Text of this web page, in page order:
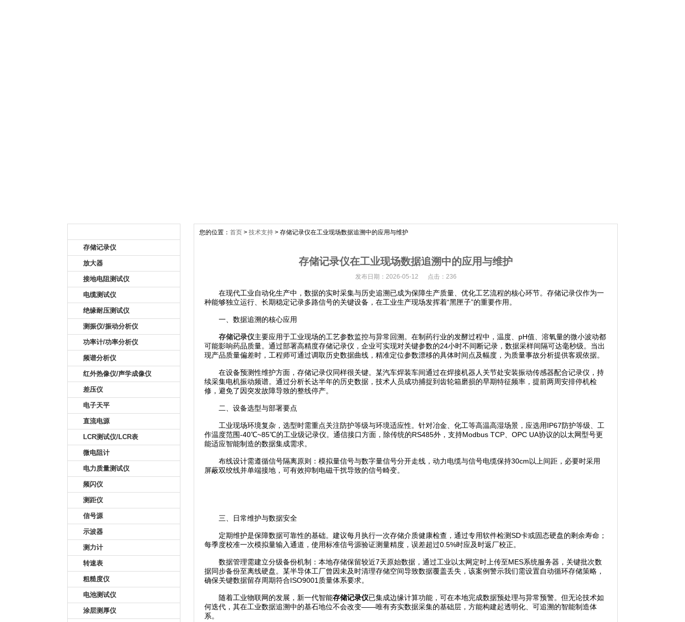
存储记录仪
放大器
接地电阻测试仪
电缆测试仪
绝缘耐压测试仪
测振仪/振动分析仪
功率计/功率分析仪
频谱分析仪
红外热像仪/声学成像仪
差压仪
电子天平
直流电源
LCR测试仪/LCR表
微电阻计
电力质量测试仪
频闪仪
测距仪
信号源
示波器
测力计
转速表
粗糙度仪
电池测试仪
涂层测厚仪
您的位置： 首页 > 技术支持 > 存储记录仪在工业现场数据追溯中的应用与维护
存储记录仪在工业现场数据追溯中的应用与维护
发布日期：2026-05-12 点击：236
在现代工业自动化生产中，数据的实时采集与历史追溯已成为保障生产质量、优化工艺流程的核心环节。存储记录仪作为一
种能够独立运行、长期稳定记录多路信号的关键设备，在工业生产现场发挥着“黑匣子”的重要作用。
一、数据追溯的核心应用
存储记录仪主要应用于工业现场的工艺参数监控与异常回溯。在制药行业的发酵过程中，温度、pH值、溶氧量的微小波动都
可能影响药品质量。通过部署高精度存储记录仪，企业可实现对关键参数的24小时不间断记录，数据采样间隔可达毫秒级。当出
现产品质量偏差时，工程师可通过调取历史数据曲线，精准定位参数漂移的具体时间点及幅度，为质量事故分析提供客观依据。
在设备预测性维护方面，存储记录仪同样很关键。某汽车焊装车间通过在焊接机器人关节处安装振动传感器配合记录仪，持
续采集电机振动频谱。通过分析长达半年的历史数据，技术人员成功捕捉到齿轮箱磨损的早期特征频率，提前两周安排停机检
修，避免了因突发故障导致的整线停产。
二、设备选型与部署要点
工业现场环境复杂，选型时需重点关注防护等级与环境适应性。针对冶金、化工等高温高湿场景，应选用IP67防护等级、工
作温度范围-40℃~85℃的工业级记录仪。通信接口方面，除传统的RS485外，支持Modbus TCP、OPC UA协议的以太网型号更
能适应智能制造的数据集成需求。
布线设计需遵循信号隔离原则：模拟量信号与数字量信号分开走线，动力电缆与信号电缆保持30cm以上间距，必要时采用
屏蔽双绞线并单端接地，可有效抑制电磁干扰导致的信号畸变。
三、日常维护与数据安全
定期维护是保障数据可靠性的基础。建议每月执行一次存储介质健康检查，通过专用软件检测SD卡或固态硬盘的剩余寿命；
每季度校准一次模拟量输入通道，使用标准信号源验证测量精度，误差超过0.5%时应及时返厂校正。
数据管理需建立分级备份机制：本地存储保留较近7天原始数据，通过工业以太网定时上传至MES系统服务器，关键批次数
据同步备份至离线硬盘。某半导体工厂曾因未及时清理存储空间导致数据覆盖丢失，该案例警示我们需设置自动循环存储策略，
确保关键数据留存周期符合ISO9001质量体系要求。
随着工业物联网的发展，新一代智能存储记录仪已集成边缘计算功能，可在本地完成数据预处理与异常预警。但无论技术如
何迭代，其在工业数据追溯中的基石地位不会改变——唯有夯实数据采集的基础层，方能构建起透明化、可追溯的智能制造体
系。